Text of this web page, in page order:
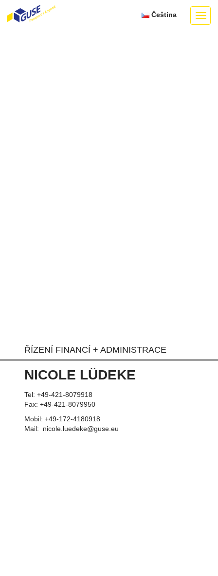
Čeština
ŘÍZENÍ FINANCÍ + ADMINISTRACE
NICOLE LÜDEKE
Tel: +49-421-8079918
Fax: +49-421-8079950
Mobil: +49-172-4180918
Mail: nicole.luedeke@guse.eu